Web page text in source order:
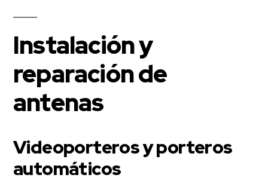
Instalación y
reparación de
antenas
Videoporteros y porteros
automáticos